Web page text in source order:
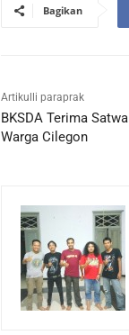
Bagikan
Artikulli paraprak
BKSDA Terima
Warga Cilegon